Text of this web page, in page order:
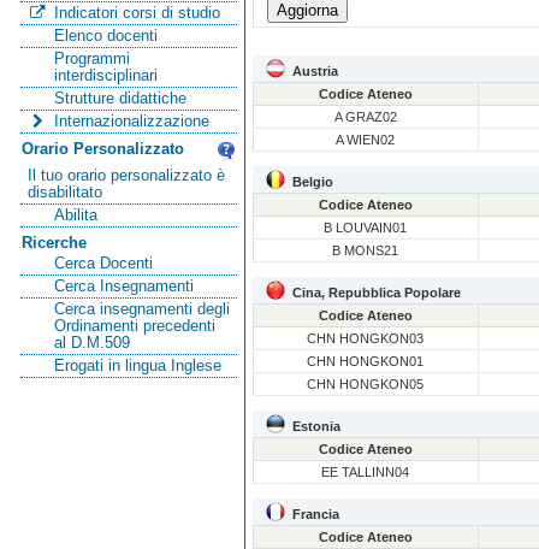
Indicatori corsi di studio
Elenco docenti
Programmi
interdisciplinari
Strutture didattiche
Internazionalizzazione
Orario Personalizzato
Il tuo orario personalizzato è
disabilitato
Abilita
Ricerche
Cerca Docenti
Cerca Insegnamenti
Cerca insegnamenti degli
Ordinamenti precedenti
al D.M.509
Erogati in lingua Inglese
Austria
Codice Ateneo
A GRAZ02
A WIEN02
Belgio
Codice Ateneo
B LOUVAIN01
B MONS21
Cina, Repubblica Popolare
Codice Ateneo
CHN HONGKON03
CHN HONGKON01
CHN HONGKON05
Estonia
Codice Ateneo
EE TALLINN04
Francia
Codice Ateneo